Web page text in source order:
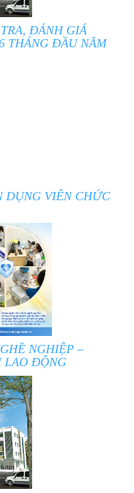
ĐÁNH GIÁ
THÁNG ĐẦU NĂM
DỤNG VIÊN CHỨC
NGHIỆP –
LAO ĐỘNG